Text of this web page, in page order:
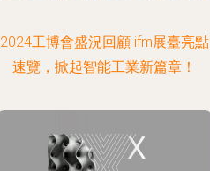
2024工博會盛況回顧 ifm展臺亮點
速覽，掀起智能工業新篇章！